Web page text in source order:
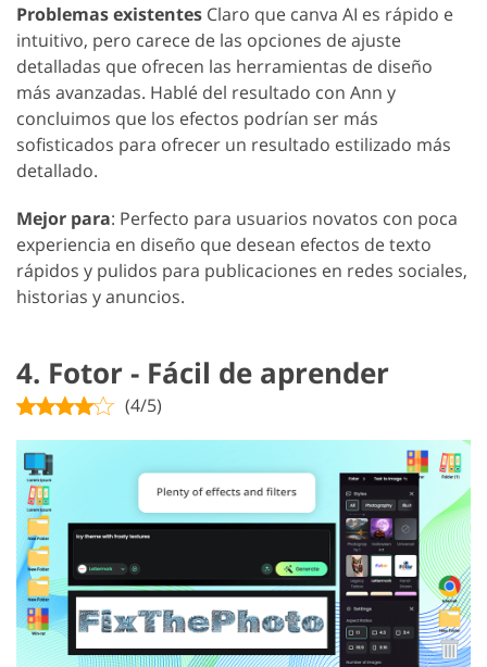
Problemas existentes Claro que canva AI es rápido e
intuitivo, pero carece de las opciones de ajuste
detalladas que ofrecen las herramientas de diseño
más avanzadas. Hablé del resultado con Ann y
concluimos que los efectos podrían ser más
sofisticados para ofrecer un resultado estilizado más
detallado.
Mejor para: Perfecto para usuarios novatos con poca
experiencia en diseño que desean efectos de texto
rápidos y pulidos para publicaciones en redes sociales,
historias y anuncios.
4. Fotor - Fácil de aprender
(4/5)